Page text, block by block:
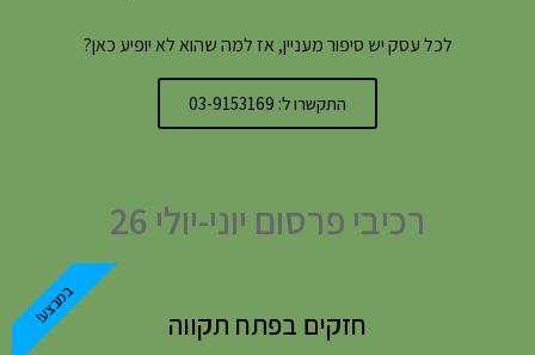
לכל עסק יש סיפור מעניין, אז למה שהוא לא יופיע כאן?
התקשרו ל: 03-9153169
רכיבי פרסום יוני-יולי 26
חזקים בפתח תקווה במבצע!